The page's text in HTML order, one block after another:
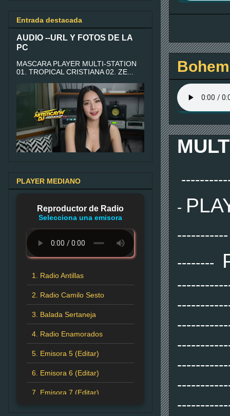
-
--------
Entrada destacada
AUDIO --URL Y FOTOS DE LA
PC
MASCARA PLAYER MULTI-STATION
01. TROPICAL CRISTIANA 02. ZE...
PLAYER MEDIANO
Reproductor de Radio
Selecciona una emisora
1. Radio Antillas
2. Radio Camilo Sesto
3. Balada Sertaneja
4. Radio Enamorados
5. Emisora 5 (Editar)
6. Emisora 6 (Editar)
7. Emisora 7 (Editar)